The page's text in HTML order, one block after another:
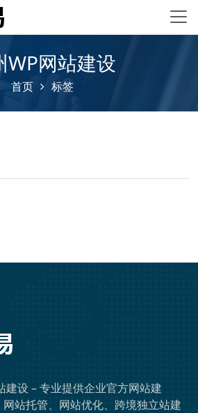
WP网站建设
首页 标签
设 – 专业提供企业官方网站建
站托管、网站优化、跨境独立站建